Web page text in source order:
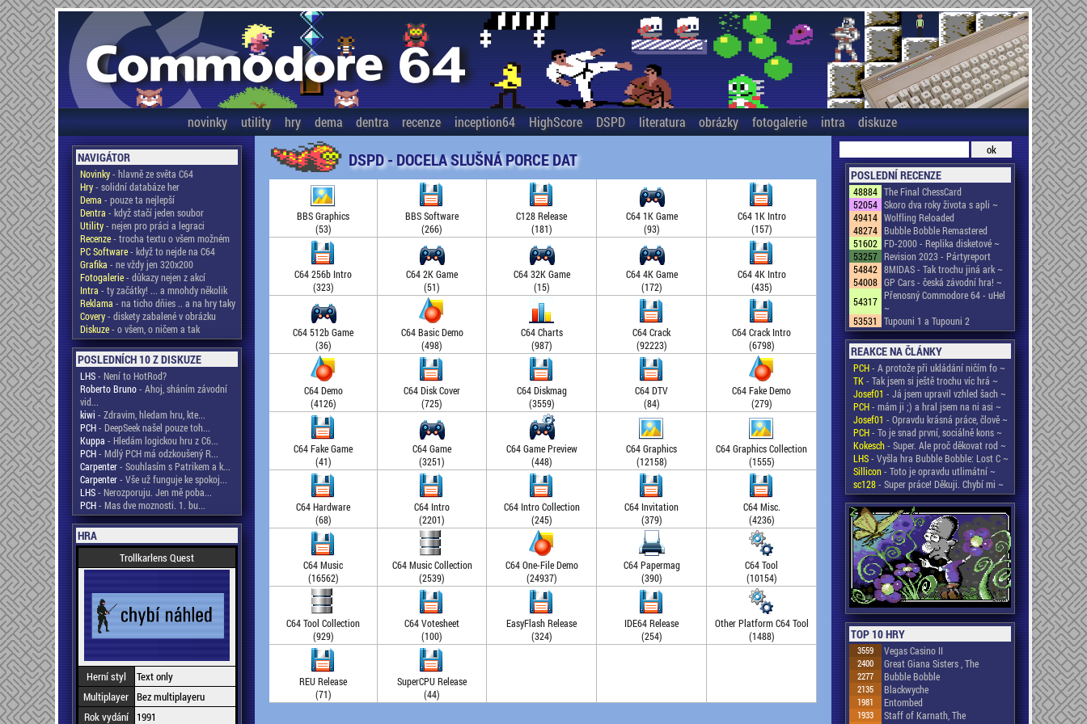
novinky utility hry dema dentra recenze inception64 HighScore DSPD literatura obrázky fotogalerie intra diskuze
NAVIGÁTOR
Novinky- hlavně ze světa C64
Hry- solidní databáze her
Dema - pouze ta nejlepší
Dentra - když stačí jeden soubor
Utility- nejen pro práci a legraci
Recenze- trocha textu o všem možném
PC Software- když to nejde na C64
Grafika - ne vždy jen 320x200
Fotogalerie- důkazy nejen z akcí
Intra - ty začátky! ... a mnohdy několik
Reklama - na ticho dňies .. a na hry taky
Covery- diskety zabalené v obrázku
Diskuze- o všem, o ničem a tak
POSLEDNÍCH 10 Z DISKUZE
LHS- Není to HotRod?
Roberto Bruno- Ahoj, sháním závodní
vid...
kiwi - Zdravim, hledam hru, kte...
PCH- DeepSeek našel pouze toh...
Kuppa - Hledám logickou hru z C6...
PCH- Mdlý PCH má odzkoušený R...
Carpenter- Souhlasím s Patrikem a k...
Carpenter- Vše už funguje ke spokoj...
LHS- Nerozporuju. Jen mě poba...
PCH- Mas dve moznosti. 1. bu...
HRA
Trollkarlens Quest
Herní styl
Text only
Multiplayer Bez multiplayeru
Rok vydání
1991
DSPD - DOCELA SLUŠNÁ PORCE DAT
BBS Graphics
(53)
BBS Software
(266)
C128 Release
(181)
C64 1K Game
(93)
C64 1K Intro
(157)
C64 256b Intro
(323)
C64 2K Game
(51)
C64 32K Game
(15)
C64 4K Game
(172)
C64 4K Intro
(435)
C64 512b Game
(36)
C64 Basic Demo
(498)
C64 Charts
(987)
C64 Crack
(92223)
C64 Crack Intro
(6798)
C64 Demo
(4126)
C64 Disk Cover
(725)
C64 Diskmag
(3559)
C64 DTV
(84)
C64 Fake Demo
(279)
C64 Fake Game
(41)
C64 Game
(3251)
C64 Game Preview
(448)
C64 Graphics
(12158)
C64 Graphics Collection
(1555)
C64 Hardware
(68)
C64 Intro
(2201)
C64 Intro Collection
(245)
C64 Invitation
(379)
C64 Misc.
(4236)
C64 Music
(16562)
C64 Music Collection
(2539)
C64 One-File Demo
(24937)
C64 Papermag
(390)
C64 Tool
(10154)
C64 Tool Collection
(929)
C64 Votesheet
(100)
EasyFlash Release
(324)
IDE64 Release
(254)
Other Platform C64 Tool
(1488)
REU Release
(71)
SuperCPU Release
(44)
POSLEDNÍ RECENZE
48884 The Final ChessCard
52054 Skoro dva roky života s apli ~
49414 Wolfling Reloaded
48274 Bubble Bobble Remastered
51602 FD-2000 - Replika disketové ~
53257 Revision 2023 - Pártyreport
54842 8MIDAS - Tak trochu jiná ark ~
54008 GP Cars - česká závodní hra! ~
54317 Přenosný Commodore 64 - uHel
~
53531
Tupouni 1 a Tupouni 2
REAKCE NA ČLÁNKY
PCH- A protože při ukládání ničím fo ~
TK- Tak jsem si ještě trochu víc hrá ~
Josef01 - Já jsem upravil vzhled šach ~
PCH- mám ji ;) a hral jsem na ni asi ~
Josef01 - Opravdu krásná práce, člově ~
PCH- To je snad první, sociálně kons ~
Kokesch- Super. Ale proč děkovat rod ~
LHS- Vyšla hra Bubble Bobble: Lost C ~
Sillicon- Toto je opravdu utlimátní ~
sc128- Super práce! Děkuji. Chybí mi ~
TOP 10 HRY
3559 Vegas Casino II
2400 Great Giana Sisters , The
2277 Bubble Bobble
2135 Blackwyche
1981 Entombed
1933 Staff of Karnath, The